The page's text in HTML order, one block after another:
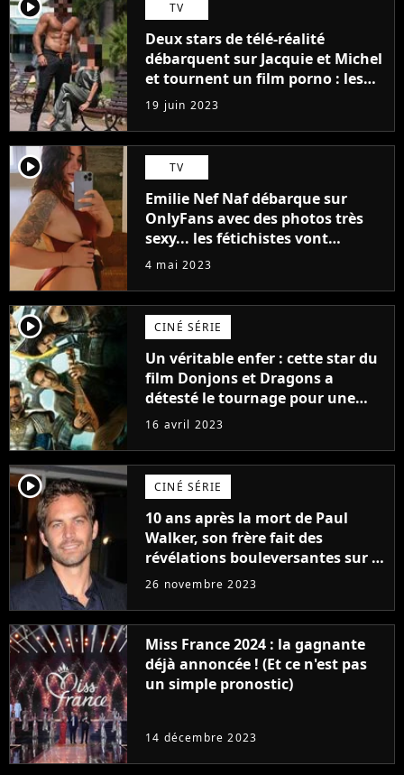
player2 TV
Deux stars de télé-réalité
débarquent sur Jacquie et Michel
et tournent un film porno : les
premières images du tournage
(exclu)
19 juin 2023
player2 TV
Emilie Nef Naf débarque sur
OnlyFans avec des photos très
sexy... les fétichistes vont
prendre leur pied !
4 mai 2023
player2 CINÉ SÉRIE
Un véritable enfer : cette star du
film Donjons et Dragons a
détesté le tournage pour une
raison très spéciale
16 avril 2023
player2 CINÉ SÉRIE
10 ans après la mort de Paul
Walker, son frère fait des
révélations bouleversantes sur la
réaction des acteurs de Fast and
26 novembre 2023
Miss France 2024 : la gagnante
déjà annoncée ! (Et ce n'est pas
un simple pronostic)
14 décembre 2023